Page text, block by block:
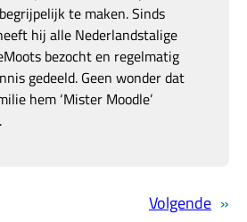
te maken. Sinds
hij alle Nederlandstalige
bezocht en regelmatig
gedeeld. Geen wonder dat
hem ‘Mister Moodle’
Volgende »